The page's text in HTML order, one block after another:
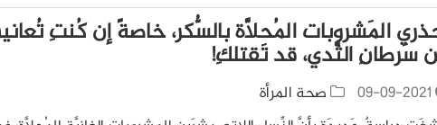
المَشروبات المُحلَّاة بالسُّكر، خاصةً إن كُنتِ
سَرطانِ الثَّدي، قد تَقتلكِ!
09-09-2021
صحة المرأة